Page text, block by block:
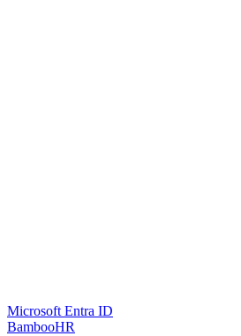
Microsoft Entra ID
BambooHR